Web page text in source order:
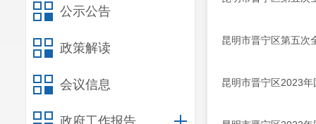
公示公告
政策解读
会议信息
政府工作报告
昆明市晋宁区第五次
昆明市晋宁区2023